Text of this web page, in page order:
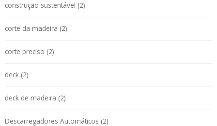
construção sustentável (2)
corte da madeira (2)
corte preciso (2)
deck (2)
deck de madeira (2)
Descarregadores Automáticos (2)